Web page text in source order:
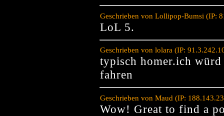
Geschrieben von Lollipop-Bumsi (IP:
LoL 5.
Geschrieben von lolara (IP:
typisch homer.ich
fahren
Geschrieben von Maud (IP:
Wow! Great to find a